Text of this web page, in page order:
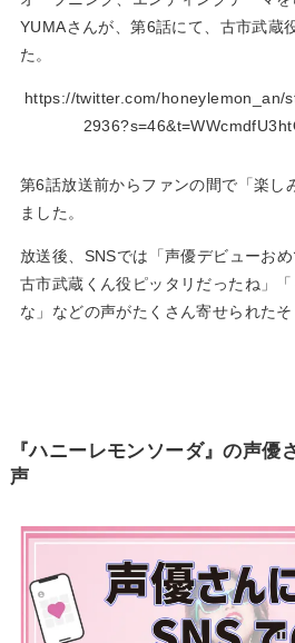
YUMAさんが、第6話にて、古市武蔵
た。
https://twitter.com/honeylemon_an/
第6話放送前からファンの間で「楽し
ました。
放送後、SNSでは「声優デビューお
古市武蔵くん役ピッタリだったね」
な」などの声がたくさん寄せられたそ
『ハニーレモンソーダ』の声優
声